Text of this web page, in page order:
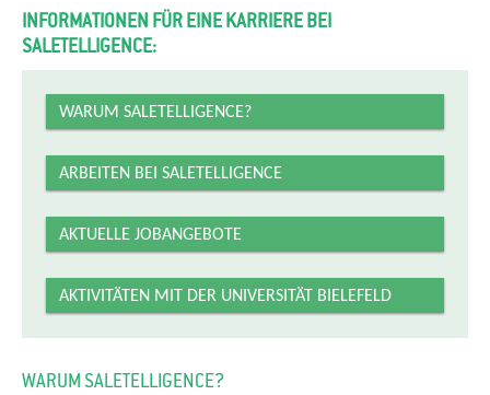
INFORMATIONEN FÜR EINE KARRIERE BEI
SALETELLIGENCE:
WARUM SALETELLIGENCE?
ARBEITEN BEI SALETELLIGENCE
AKTUELLE JOBANGEBOTE
AKTIVITÄTEN MIT DER UNIVERSITÄT BIELEFELD
WARUM SALETELLIGENCE?